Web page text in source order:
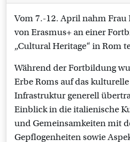
Vom 7.-12. April nahm Frau
von Erasmus+ an einer
„Cultural Heritage“ in Rom
Während der Fortbildung
Erbe Roms auf das
Infrastruktur generell
Einblick in die italienische
und Gemeinsamkeiten mit
Gepflogenheiten sowie